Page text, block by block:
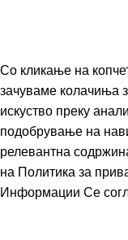
Со кликање на
зачуваме колачиња
искуство преку
подобрување на
релевантна
на Политика за
Информации Се